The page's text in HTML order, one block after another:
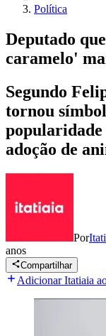
Política
Deputado
caramelo'
Segundo
tornou
adoção de
Por
anos
Compartilhar
Adicionar Itatiaia